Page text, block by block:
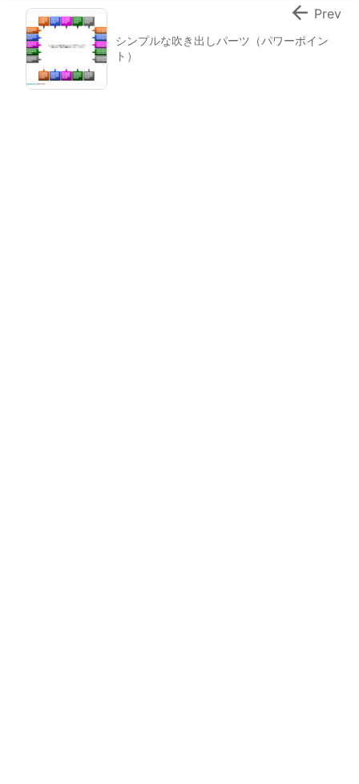
シンプルな吹き出しパーツ（パワーポイン
ト）
 Prev